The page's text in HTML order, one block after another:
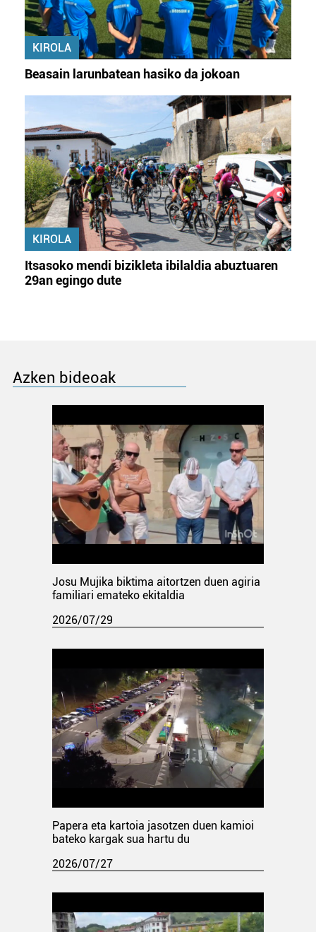
KIROLA
Beasain larunbatean hasiko da jokoan
KIROLA
Itsasoko mendi bizikleta ibilaldia abuztuaren
29an egingo dute
Azken bideoak
Josu Mujika biktima aitortzen duen agiria
familiari emateko ekitaldia
2026/07/29
Papera eta kartoia jasotzen duen kamioi
bateko kargak sua hartu du
2026/07/27